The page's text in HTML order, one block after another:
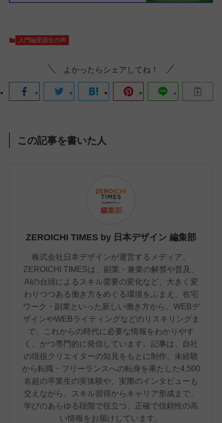
入門編受講生の声
よかったらシェアしてね！
この記事を書いた人
ZEROICHI TIMES by 日本デザイン 編集部
株式会社日本デザインが運営するメディア、
ZEROICHI TIMESは、副業・兼業の解禁や普及、
AIの台頭によるスキル需要の変化など、大きく変
わりつつある働き方をめぐる環境をふまえ、在宅
ワーク・副業といった新しい働き方から、WEBデ
ザインやWEBライティングなどのリスキリングま
で、これからの時代に必要な情報をわかりやす
く、かつ専門的に発信しています。記事は、自社
の現役クリエイターの知見をもとに制作。未経験
から転職・フリーランスへの転身を果たした4,500
名超の卒業生の実体験や、実際のインタビューも
交えながら、スキル習得からキャリア形成まで、
学びのあらゆる段階で役立つ、正確で信頼性の高
い情報をお届けしています。